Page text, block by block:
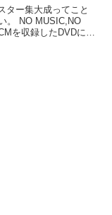
ター集大成ってこと
。 NO MUSIC,NO
を収録したDVDにな